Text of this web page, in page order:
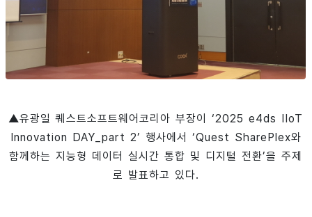
▲유광일 퀘스트소프트웨어코리아 부장이 ‘2025 e4ds IIoT
Innovation DAY_part 2’ 행사에서 ‘Quest SharePlex와
함께하는 지능형 데이터 실시간 통합 및 디지털 전환’을 주제
로 발표하고 있다.